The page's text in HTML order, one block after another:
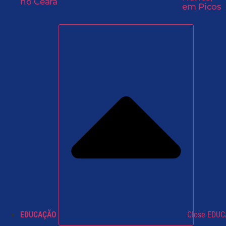
em Picos
EDUCAÇÃO Close